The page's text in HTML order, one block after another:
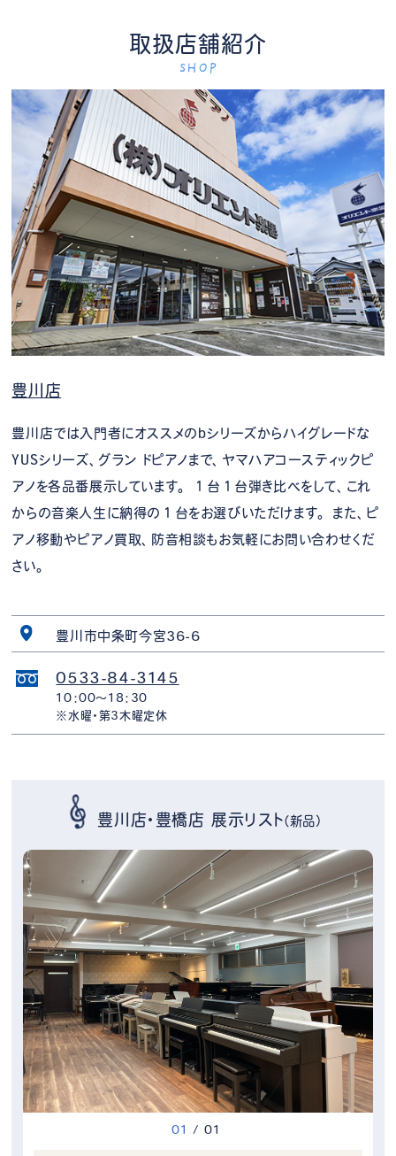
取扱店舗紹介
SHOP
豊川店
豊川店では入門者にオススメのbシリーズからハイグレードな
YUSシリーズ、グラン ドピアノまで、ヤマハアコースティックピ
アノを各品番展示しています。 １台１台弾き比べをして、これ
からの音楽人生に納得の１台をお選びいただけます。 また、ピ
アノ移動やピアノ買取、防音相談もお気軽にお問い合わせくだ
さい。
豊川市中条町今宮36-6
0533-84-3145
10：00～18：30
※水曜・第3木曜定休
豊川店・豊橋店 展示リスト（新品）
01 /01